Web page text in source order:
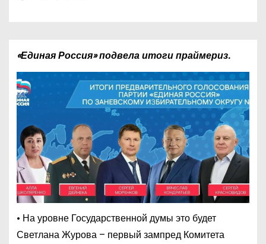
«Единая Россия» подвела итоги праймериз.
• На уровне Государственной думы это будет
Светлана Журова – первый зампред Комитета